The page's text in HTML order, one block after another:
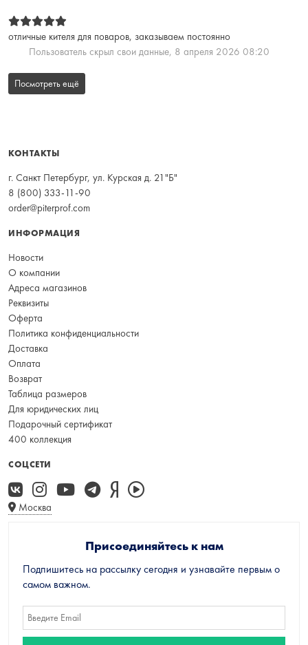
отличные кителя для поваров, заказываем постоянно
Пользователь скрыл свои данные, 8 апреля 2026 08:20
Посмотреть ещё
КОНТАКТЫ
г. Санкт Петербург, ул. Курская д. 21"Б"
8 (800) 333-11-90
order@piterprof.com
ИНФОРМАЦИЯ
Новости
О компании
Адреса магазинов
Реквизиты
Оферта
Политика конфиденциальности
Доставка
Оплата
Возврат
Таблица размеров
Для юридических лиц
Подарочный сертификат
400 коллекция
СОЦСЕТИ
Москва
Присоединяйтесь к нам
Подпишитесь на рассылку сегодня и узнавайте первым о
самом важном.